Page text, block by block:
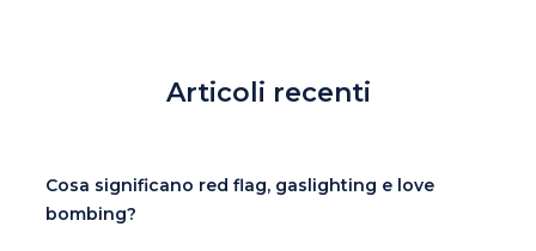
Articoli recenti
Cosa significano red flag, gaslighting e love
bombing?